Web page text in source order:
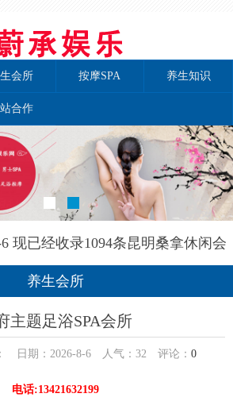
会所 按摩SPA 养生知识
合作
现已经收录1094条昆明桑拿休闲会
明泰自然养生网信息
养生会所
主题足浴SPA会所
日期：2026-8-6 人气： 32 评论： 0
电话:13421632199